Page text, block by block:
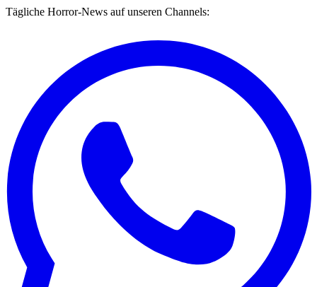
Tägliche Horror-News auf unseren Channels: